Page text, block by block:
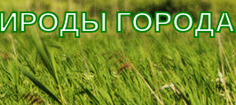
ГОРОДА